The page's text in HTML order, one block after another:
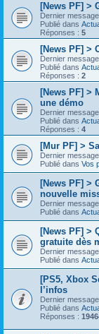
[News PF] >
Dernier
Publié dans
Réponses : 5
[News PF] >
Dernier
Publié dans
Réponses : 2
[News PF] >
une démo
Dernier
Publié dans
Réponses : 4
[Mur PF] >
Dernier
Publié dans Vos
[News PF] >
nouvelle
Dernier
Publié dans
[News PF] >
gratuite dès
Dernier
Publié dans
[PS5, Xbox
l’infos
Dernier
Publié dans
Réponses :